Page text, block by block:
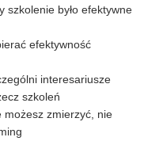
szkolenie było efektywne
efektywność
interesariusze
szkoleń
możesz zmierzyć, nie